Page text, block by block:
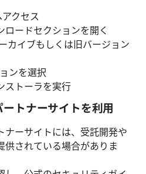
クセス
ロードセクションを開く
カイブもしくは旧バージョン
ンを選択
ストーラを実行
トナーサイトを利用
ナーサイトには、受託開発や
供されている場合がありま